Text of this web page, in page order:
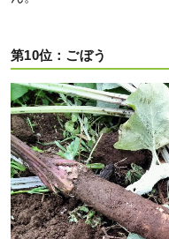
第10位：ごぼう